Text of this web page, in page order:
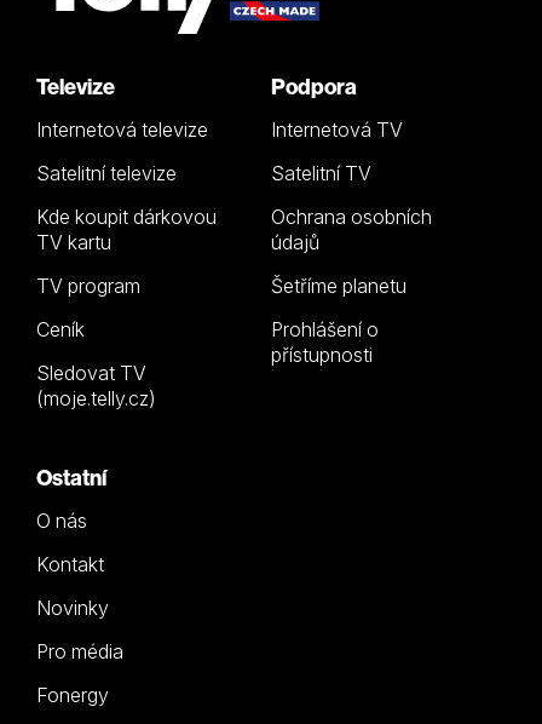
Televize
Internetová televize
Satelitní televize
Kde koupit dárkovou
TV kartu
TV program
Ceník
Sledovat TV
(moje.telly.cz)
Podpora
Internetová TV
Satelitní TV
Ochrana osobních
údajů
Šetříme planetu
Prohlášení o
přístupnosti
Ostatní
O nás
Kontakt
Novinky
Pro média
Fonergy